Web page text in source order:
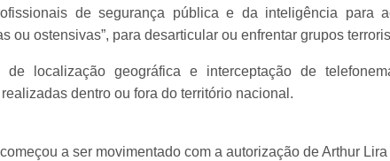
de segurança pública e da inteligência para
ou ostensivas”, para desarticular ou enfrentar grupos
localização geográfica e interceptação de
dentro ou fora do território nacional.
a ser movimentado com a autorização de Arthur